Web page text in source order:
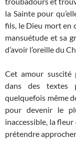
la Sainte pour
fils, le Dieu mort en
mansuétude et sa
d’avoir l’oreille du
Cet amour suscité
dans des textes
quelquefois même
pour devenir le
inaccessible, la
prétendre